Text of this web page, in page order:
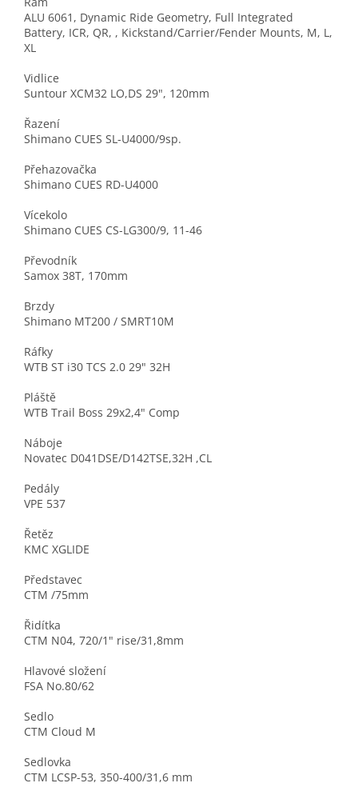
ALU 6061, Dynamic Ride Geometry, Full Integrated
Battery, ICR, QR, , Kickstand/Carrier/Fender Mounts, M, L,
XL
Vidlice
Suntour XCM32 LO,DS 29", 120mm
Řazení
Shimano CUES SL-U4000/9sp.
Přehazovačka
Shimano CUES RD-U4000
Vícekolo
Shimano CUES CS-LG300/9, 11-46
Převodník
Samox 38T, 170mm
Brzdy
Shimano MT200 / SMRT10M
Ráfky
WTB ST i30 TCS 2.0 29" 32H
Pláště
WTB Trail Boss 29x2,4" Comp
Náboje
Novatec D041DSE/D142TSE,32H ,CL
Pedály
VPE 537
Řetěz
KMC XGLIDE
Představec
CTM /75mm
Řidítka
CTM N04, 720/1" rise/31,8mm
Hlavové složení
FSA No.80/62
Sedlo
CTM Cloud M
Sedlovka
CTM LCSP-53, 350-400/31,6 mm